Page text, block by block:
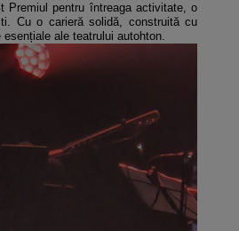
Premiul pentru întreaga activitate, o
Cu o carieră solidă, construită cu
ale teatrului autohton.